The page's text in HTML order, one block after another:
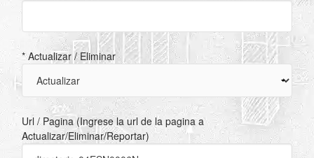
* Actualizar / Eliminar
Url / Pagina (Ingrese la url de la pagina a
Actualizar/Eliminar/Reportar)